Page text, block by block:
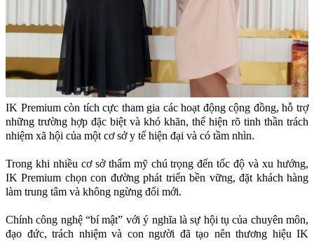
IK Premium còn tích cực tham gia các hoạt động cộng đồng, hỗ trợ
những trường hợp đặc biệt và khó khăn, thể hiện rõ tinh thần trách
nhiệm xã hội của một cơ sở y tế hiện đại và có tầm nhìn.
Trong khi nhiều cơ sở thẩm mỹ chú trọng đến tốc độ và xu hướng,
IK Premium chọn con đường phát triển bền vững, đặt khách hàng
làm trung tâm và không ngừng đổi mới.
Chính công nghệ “bí mật” với ý nghĩa là sự hội tụ của chuyên môn,
đạo đức, trách nhiệm và con người đã tạo nên thương hiệu IK